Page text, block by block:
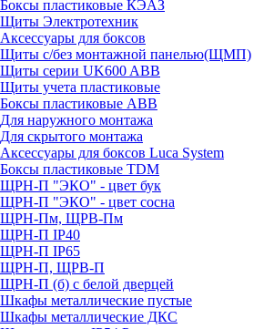
Боксы пластиковые КЭАЗ
Щиты Электротехник
Аксессуары для боксов
Щиты с/без монтажной панелью(ЩМП)
Щиты серии UK600 ABB
Щиты учета пластиковые
Боксы пластиковые ABB
Для наружного монтажа
Для скрытого монтажа
Аксессуары для боксов Luca System
Боксы пластиковые TDM
ЩРН-П "ЭКО" - цвет бук
ЩРН-П "ЭКО" - цвет сосна
ЩРН-Пм, ЩРВ-Пм
ЩРН-П IP40
ЩРН-П IP65
ЩРН-П, ЩРВ-П
ЩРН-П (б) с белой дверцей
Шкафы металлические пустые
Шкафы металлические ДКС